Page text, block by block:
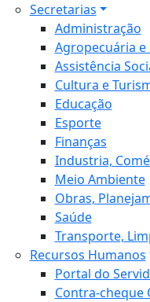
Secretarias
Administração
Agropecuária e
Assistência
Cultura e
Educação
Esporte
Finanças
Industria,
Meio Ambiente
Obras,
Saúde
Transporte,
Recursos Humanos
Portal do
Contra-cheque